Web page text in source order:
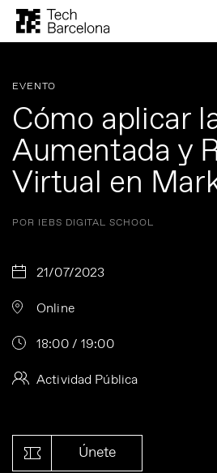
EVENTO
Cómo aplicar
Aumentada y
Virtual en
POR IEBS DIGITAL SCHOOL
21/07/2023
Online
18:00 / 19:00
Actividad Pública
Únete